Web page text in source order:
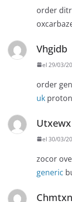
order
Vhgidb
el 29/03/
order
uk
Utxewx
el 30/03/
zocor
generic
Chmtxn